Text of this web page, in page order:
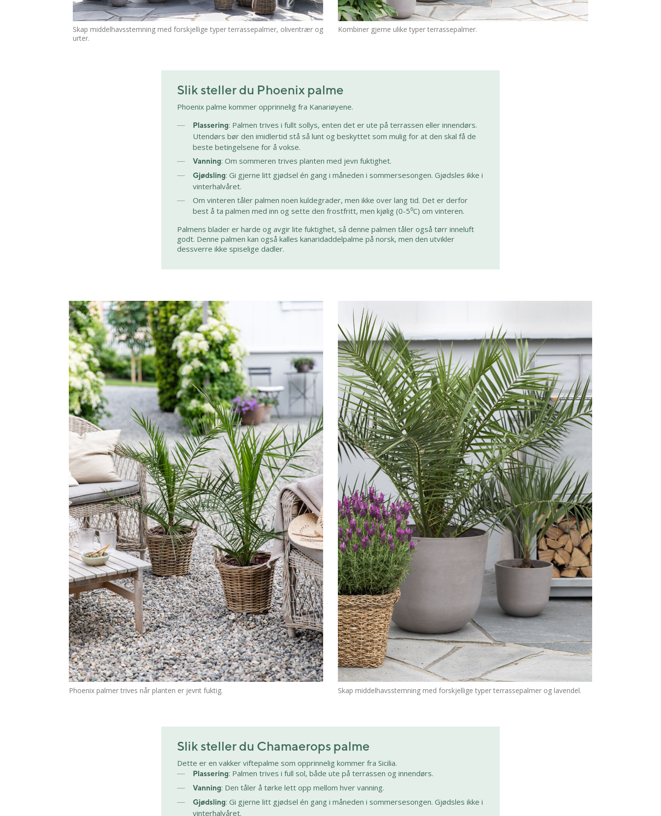
Skap middelhavsstemning med forskjellige typer terrassepalmer, oliventrær og
urter.
Kombiner gjerne ulike typer terrassepalmer.
Slik steller du Phoenix palme
Phoenix palme kommer opprinnelig fra Kanariøyene.
Plassering: Palmen trives i fullt sollys, enten det er ute på terrassen eller innendørs.
Utendørs bør den imidlertid stå så lunt og beskyttet som mulig for at den skal få de
beste betingelsene for å vokse.
Vanning: Om sommeren trives planten med jevn fuktighet.
Gjødsling: Gi gjerne litt gjødsel én gang i måneden i sommersesongen. Gjødsles ikke i
vinterhalvåret.
Om vinteren tåler palmen noen kuldegrader, men ikke over lang tid. Det er derfor
best å ta palmen med inn og sette den frostfritt, men kjølig (0-5⁰C) om vinteren.
Palmens blader er harde og avgir lite fuktighet, så denne palmen tåler også tørr inneluft
godt. Denne palmen kan også kalles kanaridaddelpalme på norsk, men den utvikler
dessverre ikke spiselige dadler.
Phoenix palmer trives når planten er jevnt fuktig. Skap middelhavsstemning med forskjellige typer terrassepalmer og lavendel.
Slik steller du Chamaerops palme
Dette er en vakker viftepalme som opprinnelig kommer fra Sicilia.
Plassering: Palmen trives i full sol, både ute på terrassen og innendørs.
Vanning: Den tåler å tørke lett opp mellom hver vanning.
Gjødsling: Gi gjerne litt gjødsel én gang i måneden i sommersesongen. Gjødsles ikke i
vinterhalvåret.